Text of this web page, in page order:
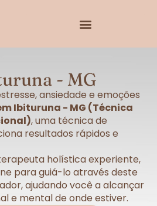
- MG
ansiedade e emoções
Ibituruna - MG (Técnica
, uma técnica de
resultados rápidos e
holística experiente,
para guiá-lo através deste
ajudando você a alcançar
e mental de onde estiver.